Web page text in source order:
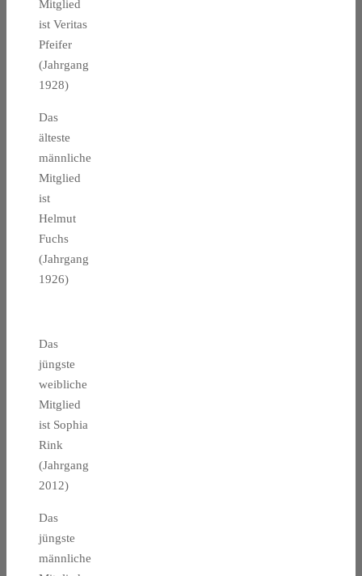
Mitglied
ist Veritas
Pfeifer
(Jahrgang
1928)
Das
älteste
männliche
Mitglied
ist
Helmut
Fuchs
(Jahrgang
1926)
Das
jüngste
weibliche
Mitglied
ist Sophia
Rink
(Jahrgang
2012)
Das
jüngste
männliche